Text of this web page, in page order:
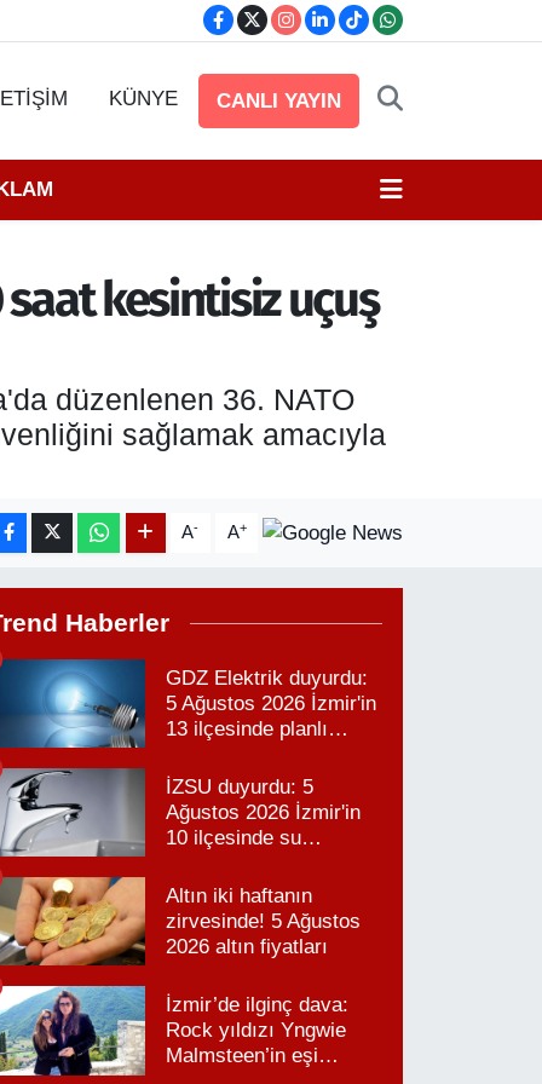
KÜNYE CANLI YAYIN
saat kesintisiz uçuş
düzenlenen 36. NATO
sağlamak amacıyla
A- A+
Haberler
GDZ Elektrik duyurdu:
5 Ağustos 2026 İzmir'in
13 ilçesinde planlı
İZSU duyurdu: 5
Ağustos 2026 İzmir'in
10 ilçesinde su
Altın iki haftanın
zirvesinde! 5 Ağustos
2026 altın fiyatları
İzmir’de ilginç dava:
Rock yıldızı Yngwie
Malmsteen’in eşi